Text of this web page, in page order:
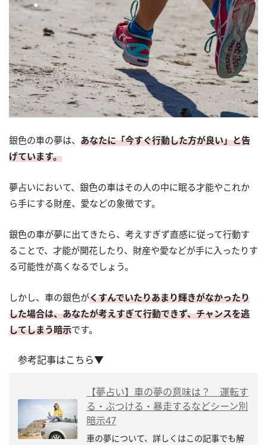
銀色の車の夢は、 あなたに「今すぐ行動した方が良い」と告
げています。
夢占いにおいて、銀色の車はその人の中に眠る才能やこれか
ら手にする財産、愛などの象徴です。
銀色の車が夢に出てきたら、考えすぎず直感に従って行動す
ることで、才能が開花したり、財産や愛などが手に入ったりす
る可能性が高くなるでしょう。
しかし、車の銀色がくすんでいたりあまり輝きがなかったり
した場合は、あなたが考えすぎて行動できず、チャンスを逃
してしまう暗示です。
参考記事はこちら▼
【夢占い】車の夢の意味は？ 運転す
る・ぶつける・暴走するなどシーン別
暗示47
車の夢について、詳しくはこの記事でも解